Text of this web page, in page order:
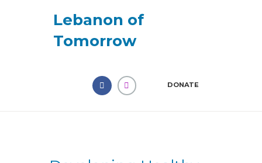
Lebanon of
Tomorrow
DONATE